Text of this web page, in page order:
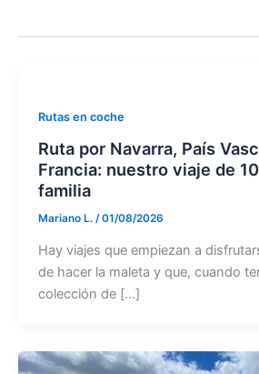
Rutas en coche
Ruta por Navarra, País
Francia: nuestro viaje de
familia
Mariano L. /01/08/2026
Hay viajes que empiezan a
de hacer la maleta y que, cuando
colección de […]